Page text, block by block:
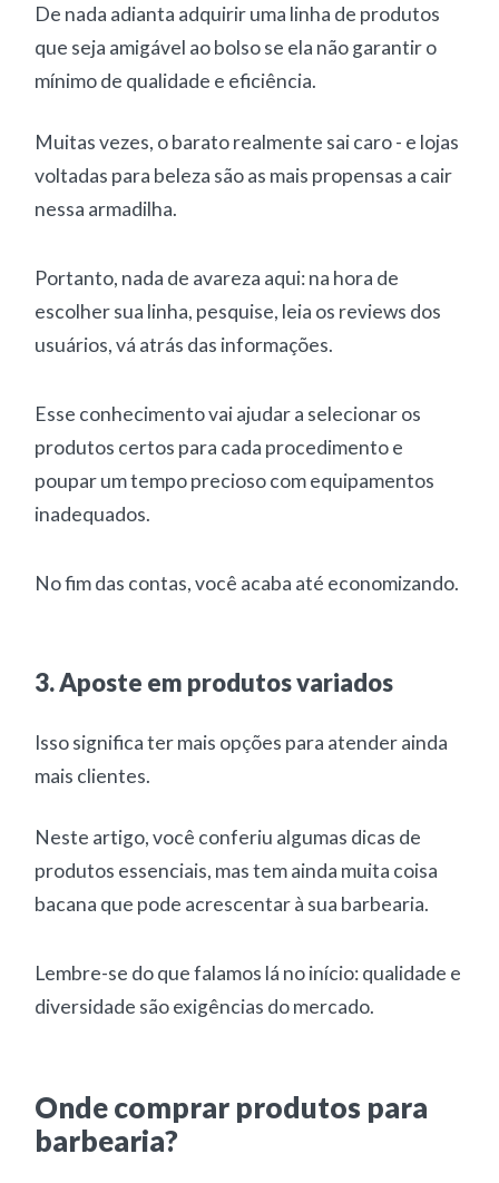
De nada adianta adquirir uma linha de produtos
que seja amigável ao bolso se ela não garantir o
mínimo de qualidade e eficiência.
Muitas vezes, o barato realmente sai caro - e lojas
voltadas para beleza são as mais propensas a cair
nessa armadilha.
Portanto, nada de avareza aqui: na hora de
escolher sua linha, pesquise, leia os reviews dos
usuários, vá atrás das informações.
Esse conhecimento vai ajudar a selecionar os
produtos certos para cada procedimento e
poupar um tempo precioso com equipamentos
inadequados.
No fim das contas, você acaba até economizando.
3. Aposte em produtos variados
Isso significa ter mais opções para atender ainda
mais clientes.
Neste artigo, você conferiu algumas dicas de
produtos essenciais, mas tem ainda muita coisa
bacana que pode acrescentar à sua barbearia.
Lembre-se do que falamos lá no início: qualidade e
diversidade são exigências do mercado.
Onde comprar produtos para
barbearia?